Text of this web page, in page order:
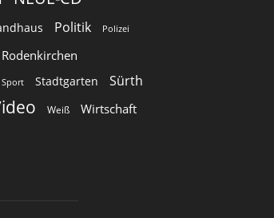
Politik Polizei
Rodenkirchen
Sport Stadtgarten Sürth
Weiß Wirtschaft